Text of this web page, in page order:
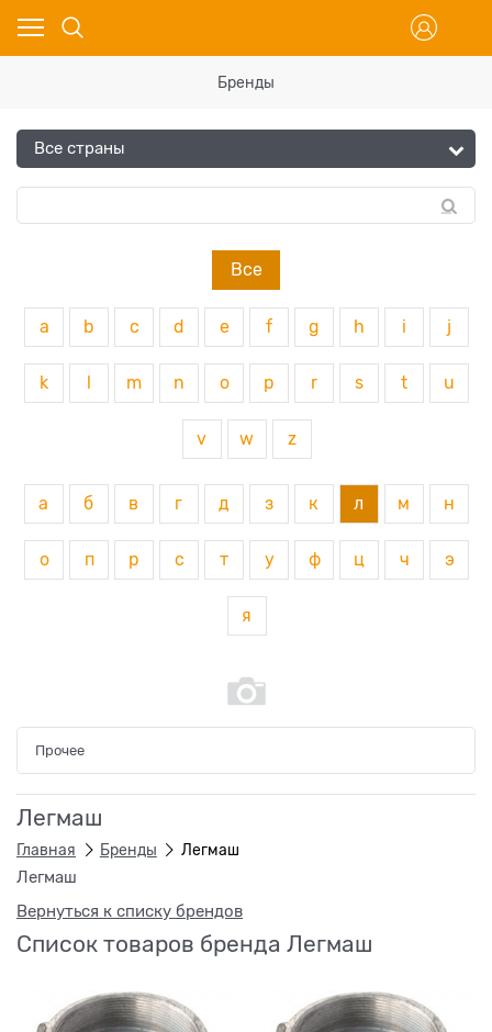
Бренды
Все
a b c d e f g h i j
k m n o p r s t u
v w z
а б в г д з к л м н
о п р с т у ф ц ч э
я
Прочее
Легмаш
Главная Бренды
Легмаш
Легмаш
Вернуться к списку брендов
Список товаров бренда Легмаш